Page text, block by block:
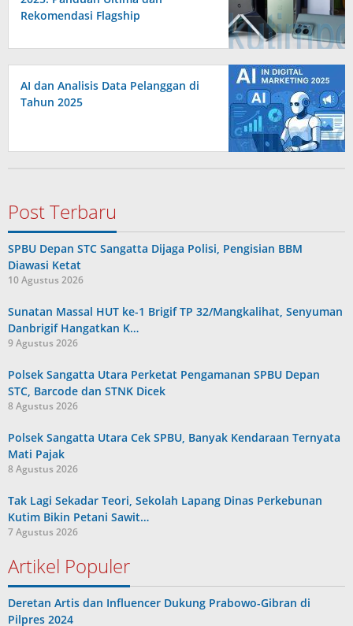
Rekomendasi Flagship
AI dan Analisis Data Pelanggan di
Tahun 2025
Post Terbaru
SPBU Depan STC Sangatta Dijaga Polisi, Pengisian BBM
Diawasi Ketat
10 Agustus 2026
Sunatan Massal HUT ke-1 Brigif TP 32/Mangkalihat, Senyuman
Danbrigif Hangatkan K…
9 Agustus 2026
Polsek Sangatta Utara Perketat Pengamanan SPBU Depan
STC, Barcode dan STNK Dicek
8 Agustus 2026
Polsek Sangatta Utara Cek SPBU, Banyak Kendaraan Ternyata
Mati Pajak
8 Agustus 2026
Tak Lagi Sekadar Teori, Sekolah Lapang Dinas Perkebunan
Kutim Bikin Petani Sawit…
7 Agustus 2026
Artikel Populer
Deretan Artis dan Influencer Dukung Prabowo-Gibran di
Pilpres 2024